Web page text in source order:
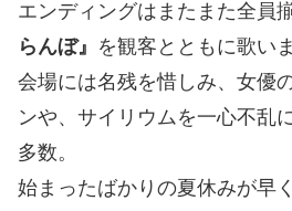
エンディングはまたまた全員
らんぼ』 を観客とともに歌いま
会場には名残を惜しみ、女優
ンや、サイリウムを一心不乱
多数。
始まったばかりの夏休みが早